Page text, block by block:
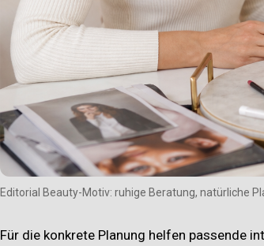
Editorial Beauty-Motiv: ruhige Beratung, natürliche
Für die konkrete Planung helfen passende